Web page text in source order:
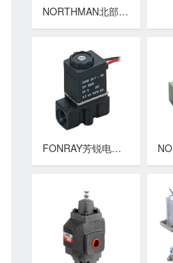
NORTHMAN北部精机叠加阀 MPC-02,03,04,06系列叠加式液控单向阀
FONRAY芳锐电磁阀 PU225系列电磁阀（蒸汽型）